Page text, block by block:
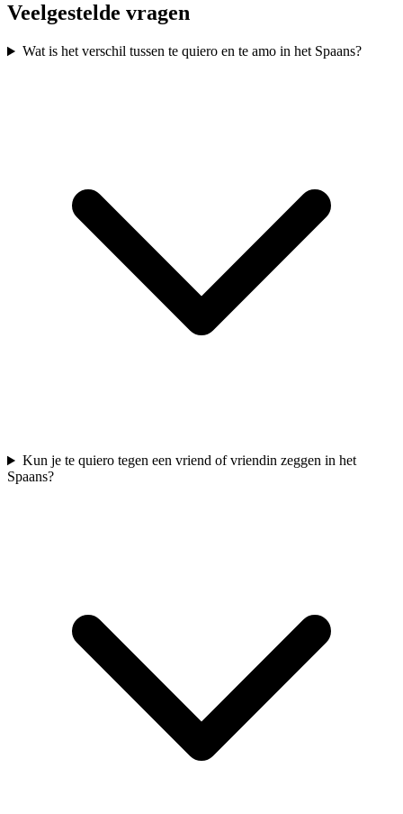
Veelgestelde vragen
Wat is het verschil tussen te quiero en te amo in het Spaans?
Kun je te quiero tegen een vriend of vriendin zeggen in het
Spaans?